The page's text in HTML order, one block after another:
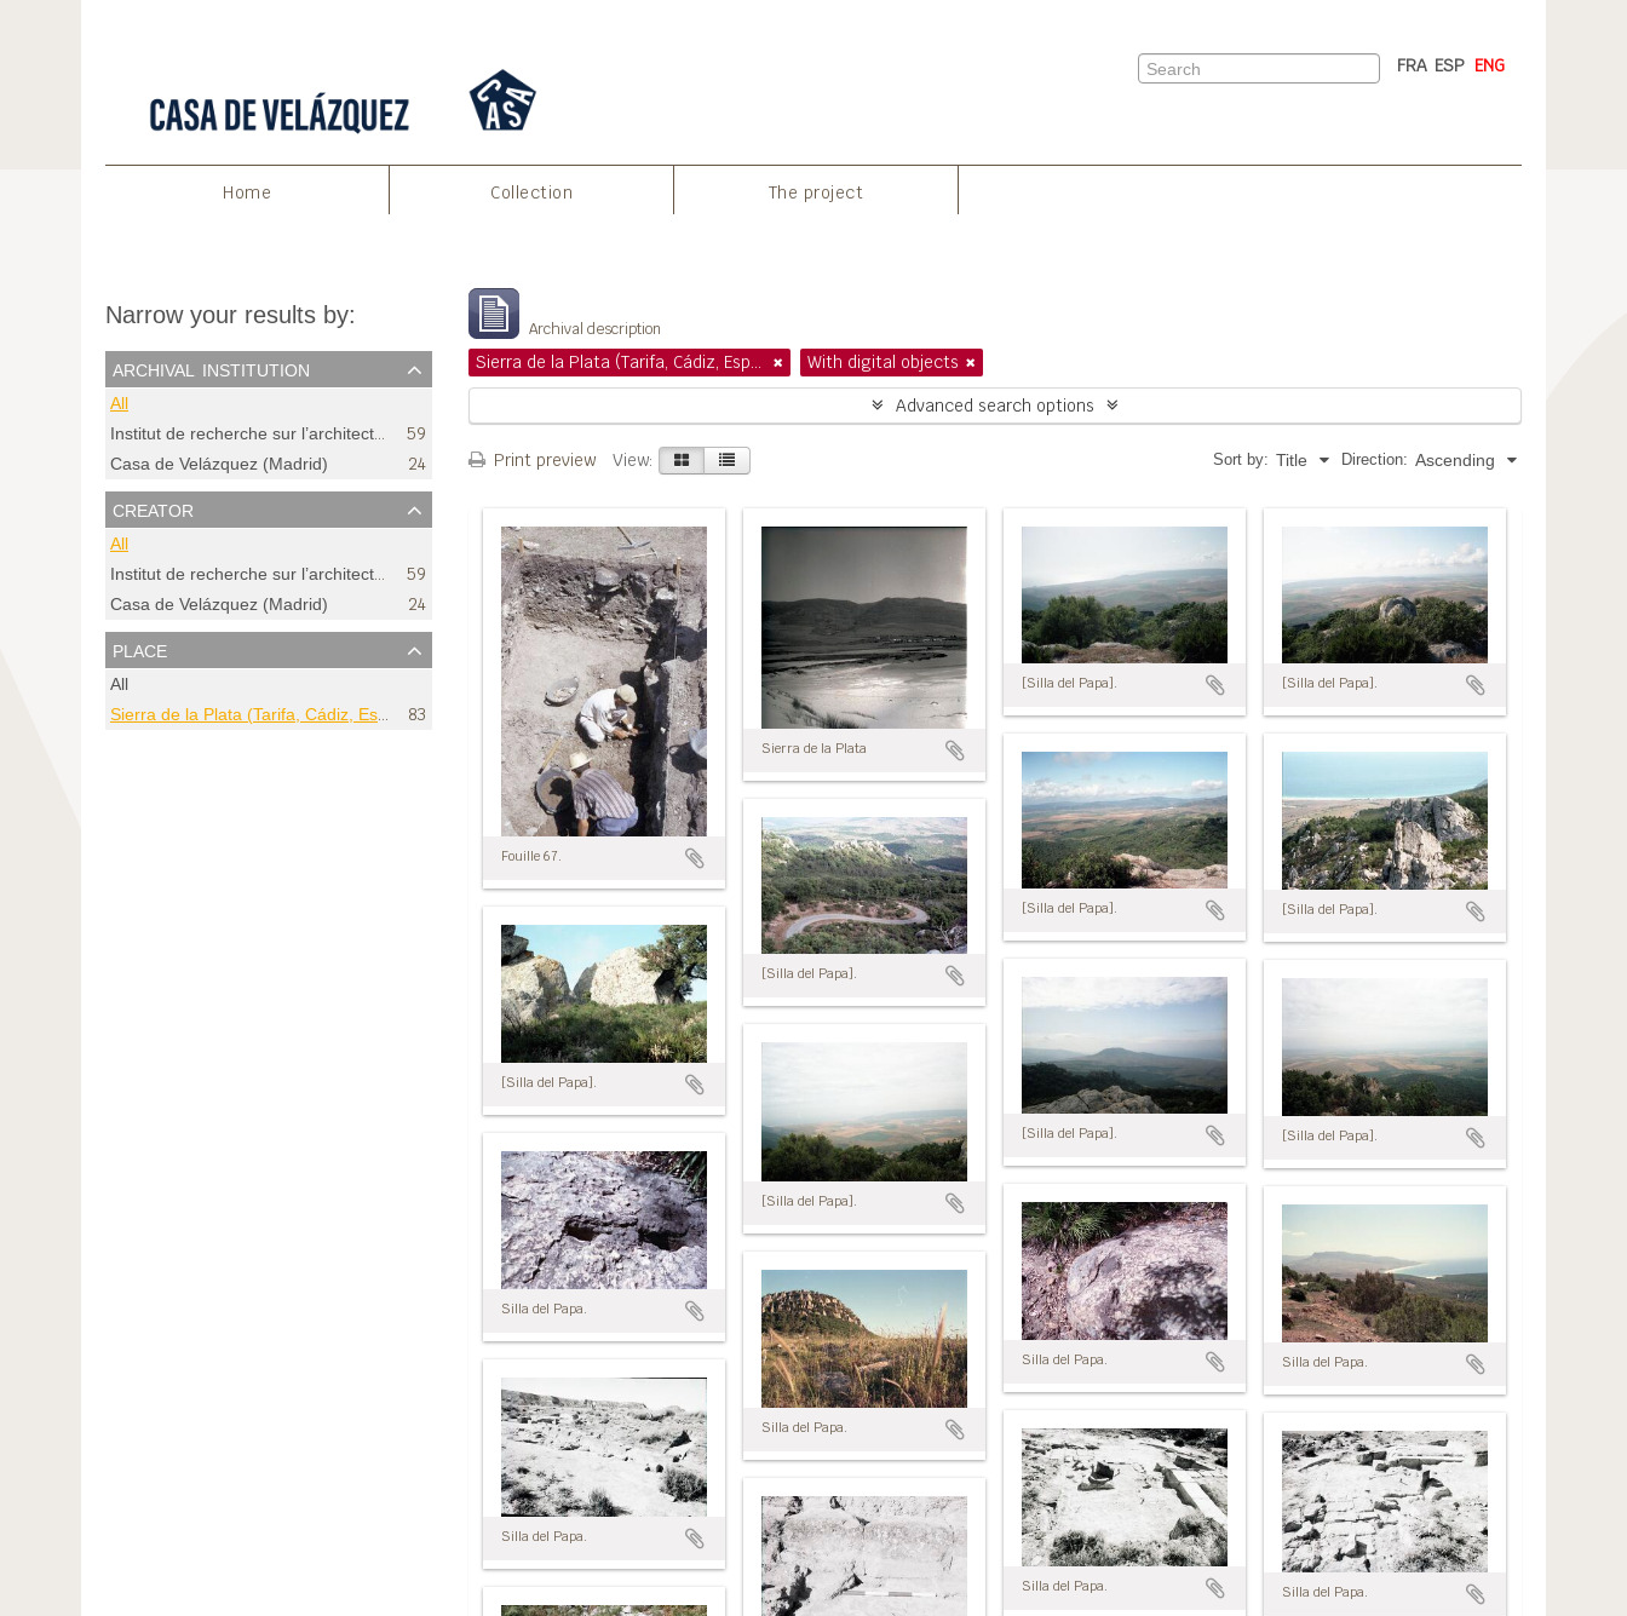
FRA ESP ENG
Home Collection The project
Narrow your results by:
archival institution
All
Institut de recherche sur l’architecture antique (France). Bureau (Pau, Pyrénées-Atlantiques) 59
Casa de Velázquez (Madrid) 24
creator
All
Institut de recherche sur l’architecture antique (France). Bureau (Pau, Pyrénées-Atlantiques) 59
Casa de Velázquez (Madrid) 24
place
All
Sierra de la Plata (Tarifa, Cádiz, España) 83
Archival description
Sierra de la Plata (Tarifa, Cádiz, España)
With digital objects
Advanced search options
Print preview View: Sort by: Title Direction: Ascending
Fouille 67.
Sierra de la Plata
[Silla del Papa]. [Silla del Papa].
[Silla del Papa]. [Silla del Papa].
[Silla del Papa].
[Silla del Papa].
[Silla del Papa]. [Silla del Papa].
[Silla del Papa].
Silla del Papa.
Silla del Papa. Silla del Papa.
Silla del Papa.
Silla del Papa.
Silla del Papa. Silla del Papa.